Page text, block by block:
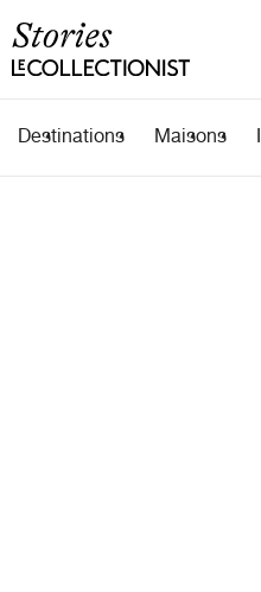
Destinations Maisons